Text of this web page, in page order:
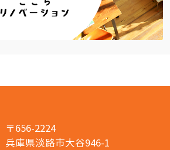
〒656-2224
兵庫県淡路市大谷946-1